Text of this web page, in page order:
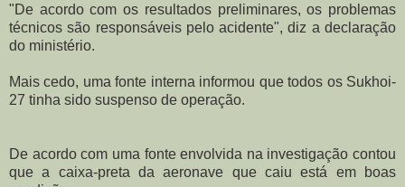
"De acordo com os resultados preliminares, os problemas
técnicos são responsáveis pelo acidente", diz a declaração
do ministério.
Mais cedo, uma fonte interna informou que todos os Sukhoi-
27 tinha sido suspenso de operação.
De acordo com uma fonte envolvida na investigação contou
que a caixa-preta da aeronave que caiu está em boas